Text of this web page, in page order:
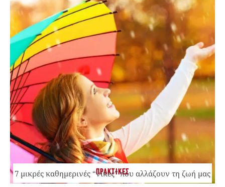
ΠΡΑΚΤΙΚΕΣ
7 μικρές καθημερινές “νίκες” που αλλάζουν τη ζωή μας